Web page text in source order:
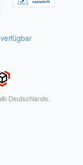
Deutschlands,